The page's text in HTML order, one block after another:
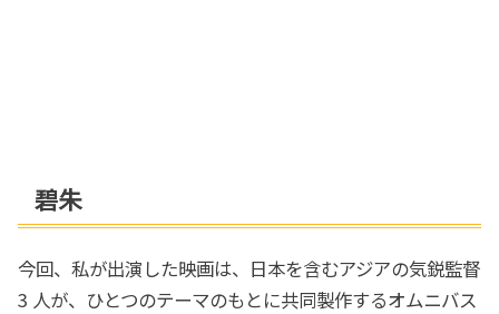
碧朱
今回、私が出演した映画は、 日本を含むアジアの気鋭監督
3 人が、ひとつのテーマのもとに共同製作するオムニバス